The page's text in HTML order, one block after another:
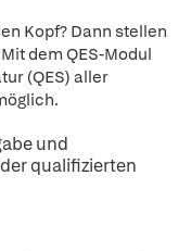
Kopf? Dann stellen
dem QES-Modul
(QES) aller
und
qualifizierten